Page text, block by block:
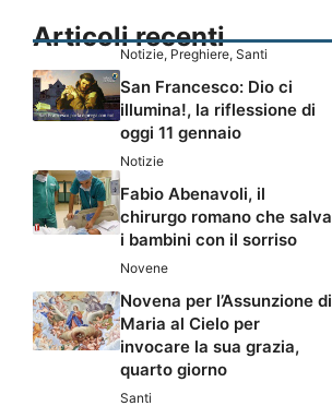
Articoli recenti
Notizie, Preghiere, Santi
San Francesco: Dio ci
illumina!, la riflessione di
oggi 11 gennaio
Notizie
Fabio Abenavoli, il
chirurgo romano che salva
i bambini con il sorriso
Novene
Novena per l’Assunzione di
Maria al Cielo per
invocare la sua grazia,
quarto giorno
Santi